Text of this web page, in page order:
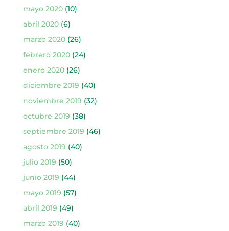
mayo 2020(10)
abril 2020(6)
marzo 2020(26)
febrero 2020(24)
enero 2020(26)
diciembre 2019 (40)
noviembre 2019 (32)
octubre 2019 (38)
septiembre 2019 (46)
agosto 2019 (40)
julio 2019 (50)
junio 2019 (44)
mayo 2019 (57)
abril 2019 (49)
marzo 2019 (40)